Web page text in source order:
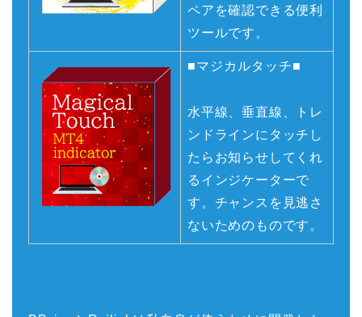
ペアを確認できる便利
ツールです。
■マジカルタッチ■
水平線、垂直線、トレ
ンドラインにタッチし
たらお知らせしてくれ
るインジケーターで
す。チャンスを見逃さ
ないためのものです。